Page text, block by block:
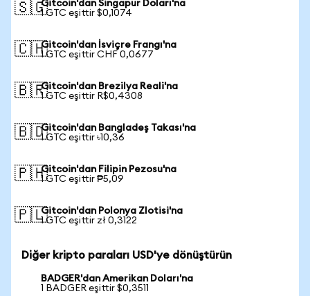
🇸🇬Gitcoin'dan Singapur Doları'na
1 GTC eşittir $0,1074
🇨🇭Gitcoin'dan İsviçre Frangı'na
1 GTC eşittir CHF 0,0677
🇧🇷Gitcoin'dan Brezilya Reali'na
1 GTC eşittir R$0,4308
🇧🇩Gitcoin'dan Bangladeş Takası'na
1 GTC eşittir ৳10,36
🇵🇭Gitcoin'dan Filipin Pezosu'na
1 GTC eşittir ₱5,09
🇵🇱Gitcoin'dan Polonya Zlotisi'na
1 GTC eşittir zł 0,3122
Diğer kripto paraları USD'ye dönüştürün
BADGER'dan Amerikan Doları'na
1 BADGER eşittir $0,3511